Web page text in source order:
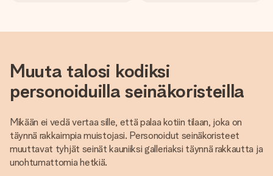
Muuta talosi kodiksi
personoiduilla seinäkoristeilla
Mikään ei vedä vertaa sille, että palaa kotiin tilaan, joka on
täynnä rakkaimpia muistojasi. Personoidut seinäkoristeet
muuttavat tyhjät seinät kauniiksi galleriaksi täynnä rakkautta ja
unohtumattomia hetkiä.